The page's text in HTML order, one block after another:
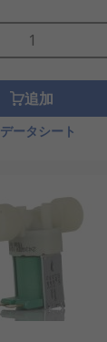
追加
データシート